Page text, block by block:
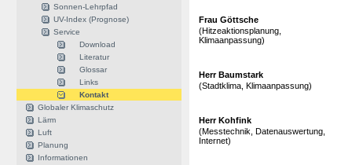
Sonnen-Lehrpfad
UV-Index (Prognose)
Service
Download
Literatur
Glossar
Links
Kontakt
Globaler Klimaschutz
Lärm
Luft
Planung
Informationen
Frau Göttsche
(Hitzeaktionsplanung,
Klimaanpassung)
Herr Baumstark
(Stadtklima, Klimaanpassung)
Herr Kohfink
(Messtechnik, Datenauswertung,
Internet)